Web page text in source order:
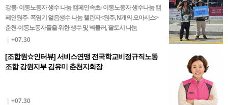
강릉- 이동노동자 생수 나눔 캠페인속초- 이동노동자 생수나눔 캠
페인원주- 폭염기 얼음생수 나눔 챌린지<원주, N개의 오아시스>
춘천-이동노동자들을 위한 생수 및 넥쿨러, 팔토시 나눔
| +07.30
[조합원☆인터뷰] 서비스연맹 전국학교비정규직노동
조합 강원지부 김유미 춘천지회장
| +07.30